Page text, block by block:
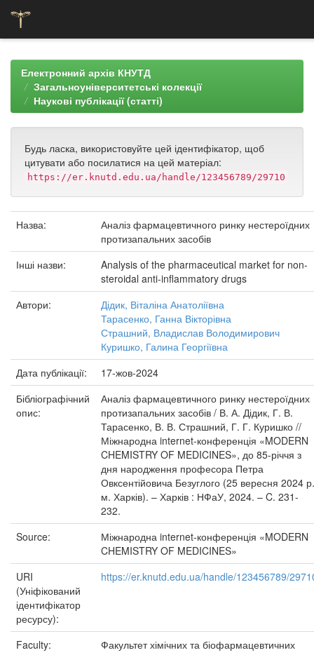
navigationЕлектронний архів КНУТД
Загальноуніверситетські колекції
Наукові публікації (статті)
Будь ласка, використовуйте цей ідентифікатор, щоб
цитувати або посилатися на цей матеріал:
https://er.knutd.edu.ua/handle/123456789/29710
Назва:
Аналіз фармацевтичного ринку нестероїдних
протизапальних засобів
Інші назви:
Analysis of the pharmaceutical market for non-
steroidal anti-inflammatory drugs
Автори:
Дідик, Віталіна Анатоліївна
Тарасенко, Ганна Вікторівна
Страшний, Владислав Володимирович
Куришко, Галина Георгіївна
Дата публікації:
17-жов-2024
Бібліографічний
опис:
Аналіз фармацевтичного ринку нестероїдних
протизапальних засобів / В. А. Дідик, Г. В.
Тарасенко, В. В. Страшний, Г. Г. Куришко //
Міжнародна internet-конференція «MODERN
CHEMISTRY OF MEDICINES», до 85-річчя з
дня народження професора Петра
Овксентійовича Безуглого (25 вересня 2024
м. Харків). – Харків : НФаУ, 2024. – C. 231-
232.
Source:
Міжнародна internet-конференція «MODERN
CHEMISTRY OF MEDICINES»
URI
(Уніфікований
ідентифікатор
ресурсу):
https://er.knutd.edu.ua/handle/123456789/
Faculty:
Факультет хімічних та біофармацевтичних